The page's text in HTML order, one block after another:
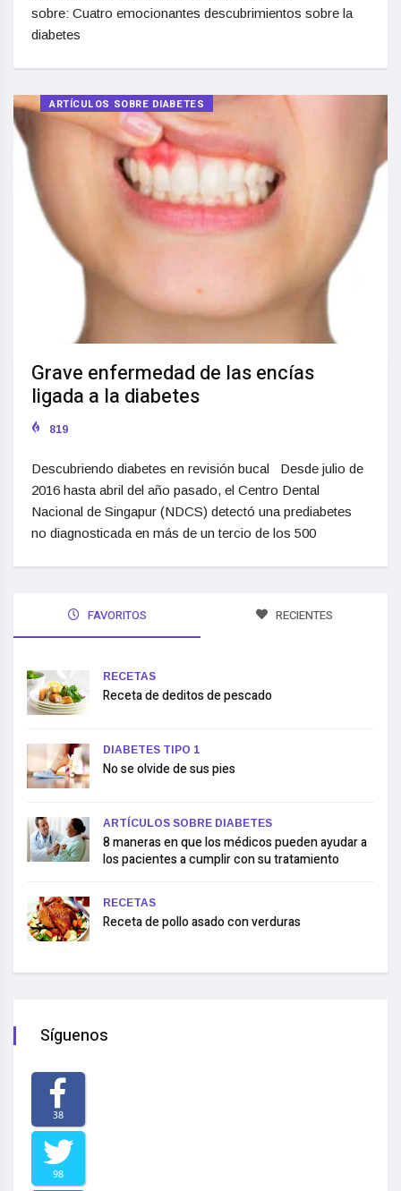
sobre: Cuatro emocionantes descubrimientos sobre la
diabetes
ARTÍCULOS SOBRE DIABETES
Grave enfermedad de las encías
ligada a la diabetes
819
Descubriendo diabetes en revisión bucal Desde julio de
2016 hasta abril del año pasado, el Centro Dental
Nacional de Singapur (NDCS) detectó una prediabetes
no diagnosticada en más de un tercio de los 500
FAVORITOS RECIENTES
RECETAS
Receta de deditos de pescado
DIABETES TIPO 1
No se olvide de sus pies
ARTÍCULOS SOBRE DIABETES
8 maneras en que los médicos pueden ayudar a
los pacientes a cumplir con su tratamiento
RECETAS
Receta de pollo asado con verduras
Síguenos
38
98